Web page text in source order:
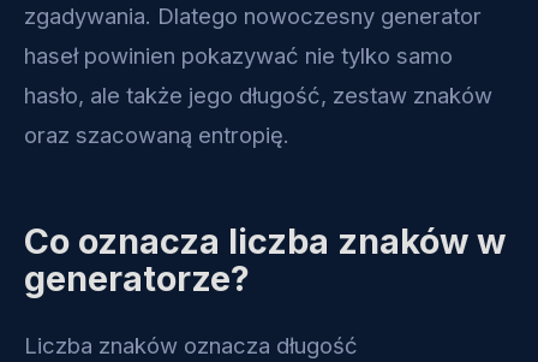
zgadywania. Dlatego nowoczesny generator
haseł powinien pokazywać nie tylko samo
hasło, ale także jego długość, zestaw znaków
oraz szacowaną entropię.
Co oznacza liczba znaków w
generatorze?
Liczba znaków oznacza długość